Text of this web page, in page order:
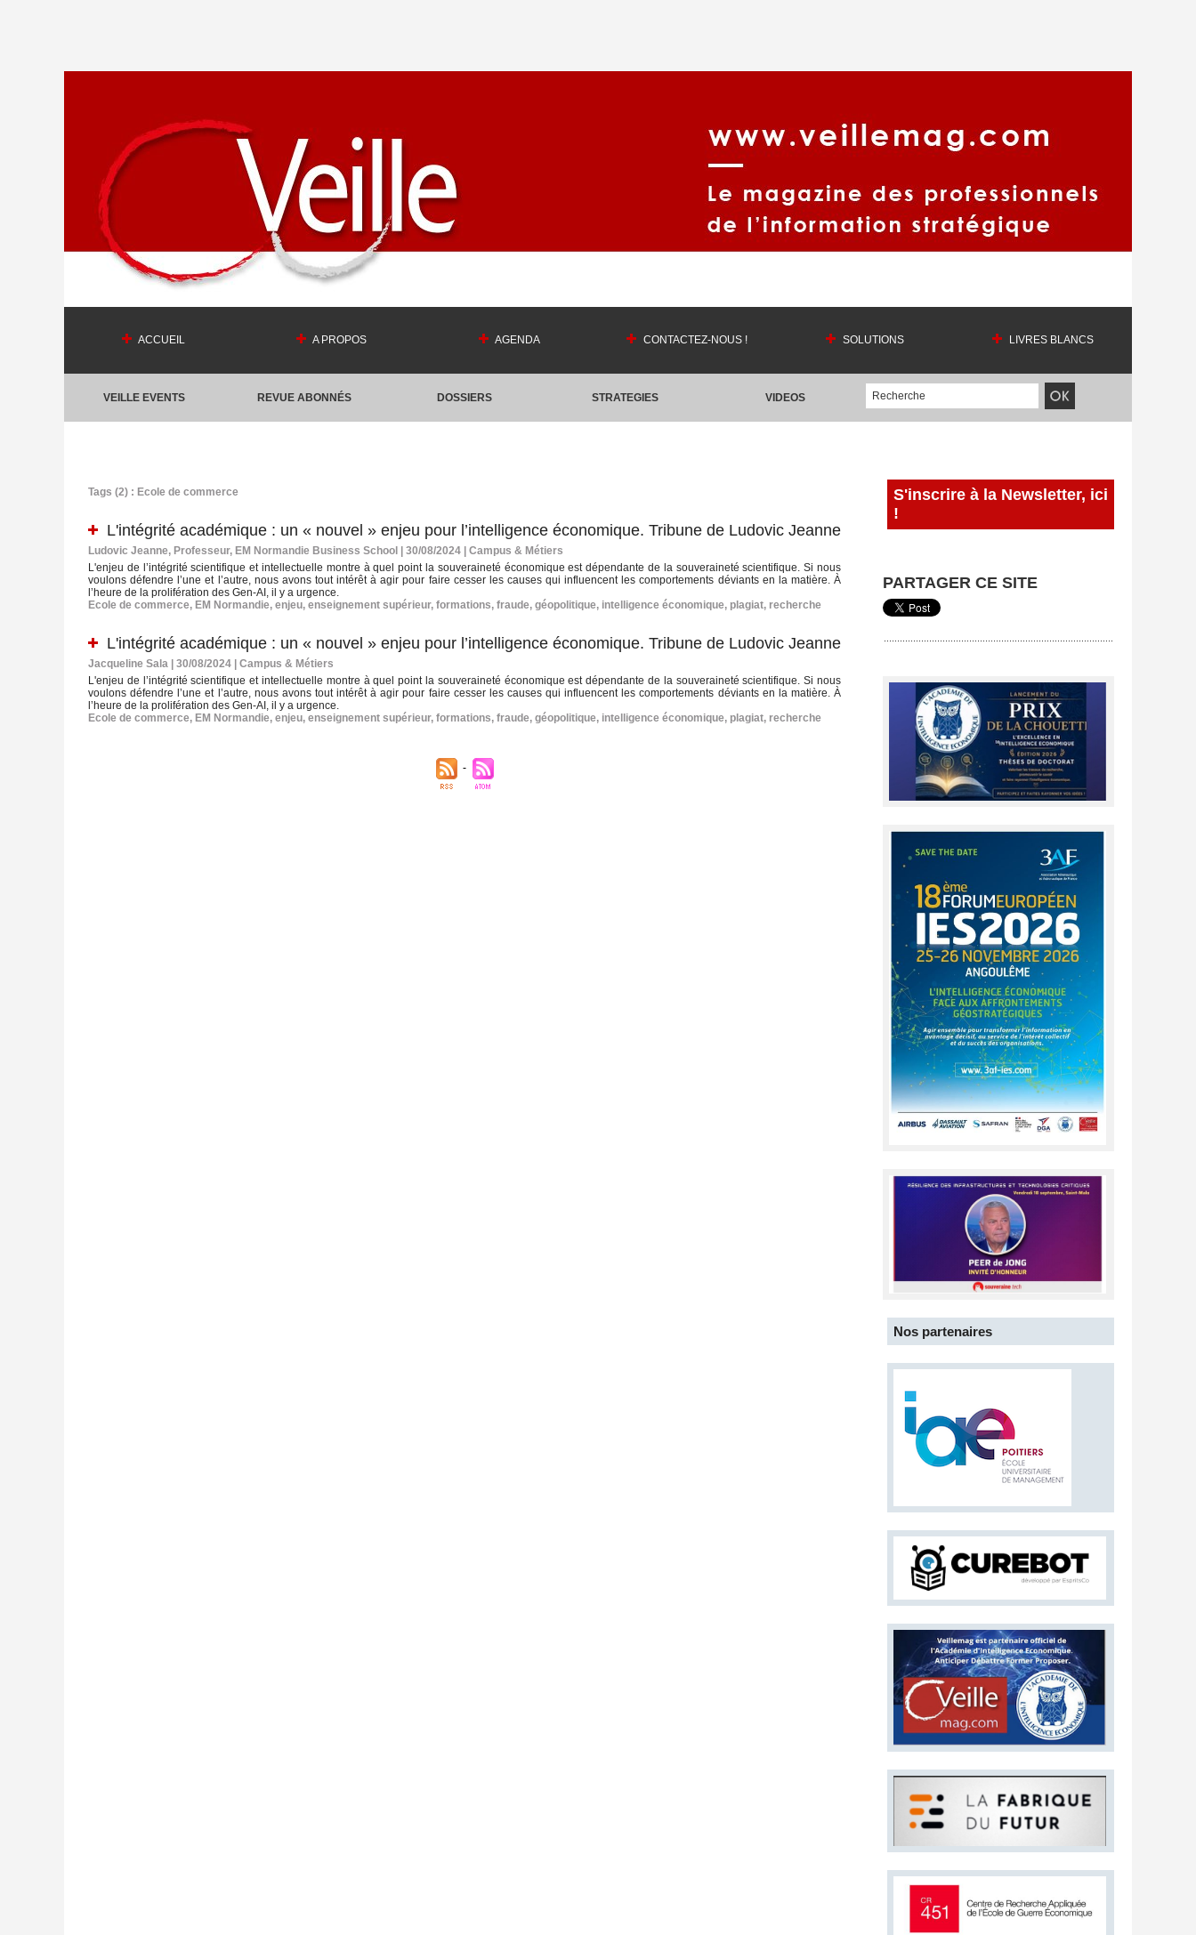
ACCUEIL A PROPOS AGENDA CONTACTEZ-NOUS ! SOLUTIONS LIVRES BLANCS
VEILLE EVENTS REVUE ABONNÉS DOSSIERS STRATEGIES VIDEOS
Tags (2) : Ecole de commerce
L'intégrité académique : un « nouvel » enjeu pour l’intelligence économique. Tribune de Ludovic Jeanne
Ludovic Jeanne, Professeur, EM Normandie Business School | 30/08/2024
Campus & Métiers
L'enjeu de l’intégrité scientifique et intellectuelle montre à quel point la souveraineté économique est dépendante de la souveraineté scientifique. Si nous
voulons défendre l’une et l’autre, nous avons tout intérêt à agir pour faire cesser les causes qui influencent les comportements déviants en la matière. À
l’heure de la prolifération des Gen-AI, il y a urgence.
Ecole de commerce, EM Normandie, enjeu, enseignement supérieur, formations, fraude, géopolitique, intelligence économique, plagiat, recherche
L'intégrité académique : un « nouvel » enjeu pour l’intelligence économique. Tribune de Ludovic Jeanne
Jacqueline Sala | 30/08/2024
Campus & Métiers
L'enjeu de l’intégrité scientifique et intellectuelle montre à quel point la souveraineté économique est dépendante de la souveraineté scientifique. Si nous
voulons défendre l’une et l’autre, nous avons tout intérêt à agir pour faire cesser les causes qui influencent les comportements déviants en la matière. À
l’heure de la prolifération des Gen-AI, il y a urgence.
Ecole de commerce, EM Normandie, enjeu, enseignement supérieur, formations, fraude, géopolitique, intelligence économique, plagiat, recherche
S'inscrire à la Newsletter, ici
!
PARTAGER CE SITE
Nos partenaires